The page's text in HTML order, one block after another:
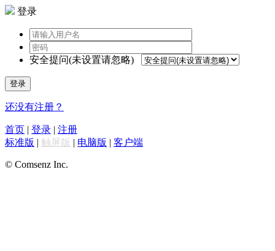
登录
安全提问(未设置请忽略)
登录
还没有注册？
首页 | 登录 | 注册
标准版 | 触屏版 | 电脑版 | 客户端
© Comsenz Inc.